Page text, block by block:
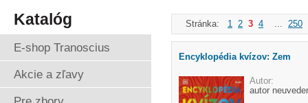
Stránka: 1 2 3 4 ... 250
Encyklopédia kvízov: Zem
Autor:
autor
Katalóg
E-shop Tranoscius
Akcie a zľavy